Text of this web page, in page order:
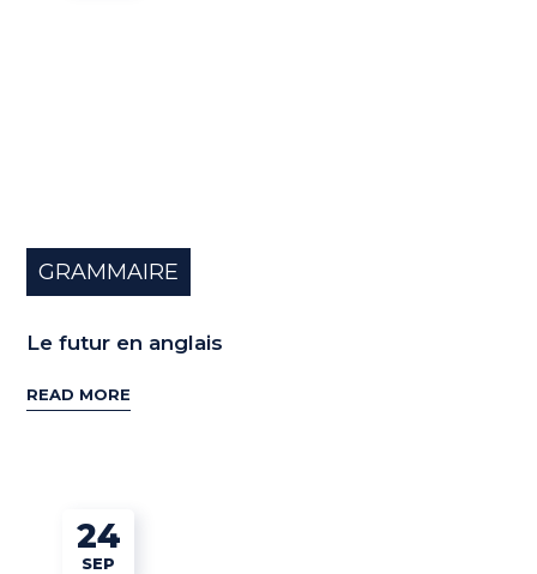
GRAMMAIRE
Le futur en anglais
READ MORE
24
SEP